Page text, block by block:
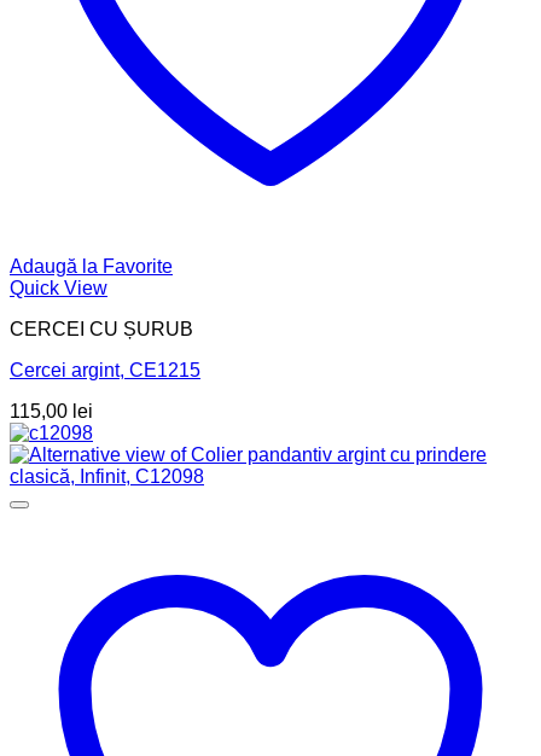
Adaugă la Favorite
Quick View
CERCEI CU ȘURUB
Cercei argint, CE1215
115,00 lei